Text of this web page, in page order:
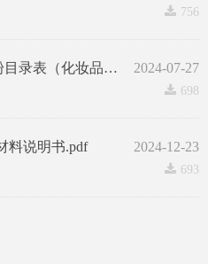
끂 756
2024-07-27
镇发化妆品级云母粉目录表（化妆品级）.pdf
끂 698
2024-12-23
料说明书.pdf
끂 693